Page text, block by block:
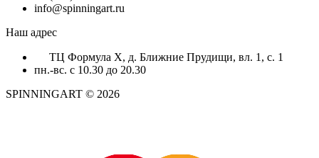
info@spinningart.ru
Наш адрес
ТЦ Формула X, д. Ближние Прудищи, вл. 1, с. 1
пн.-вс. с 10.30 до 20.30
SPINNINGART © 2026